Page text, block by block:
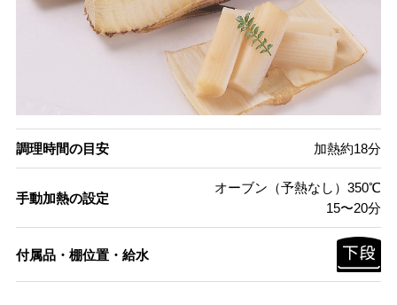
調理時間の目安 加熱約18分
手動加熱の設定
オーブン（予熱なし）350℃
15〜20分
付属品・棚位置・給水